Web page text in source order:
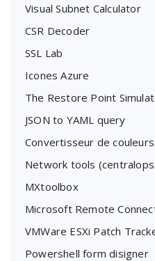
Visual Subnet Calculator
CSR Decoder
SSL Lab
Icones Azure
The Restore Point
JSON to YAML query
Convertisseur de
Network tools
MXtoolbox
Microsoft Remote
VMWare ESXi Patch
Powershell form disigner